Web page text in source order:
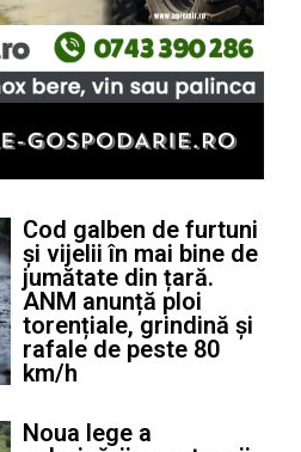
Cod galben de furtuni
și vijelii în mai bine de
jumătate din țară.
ANM anunță ploi
torențiale, grindină și
rafale de peste 80
km/h
Noua lege a